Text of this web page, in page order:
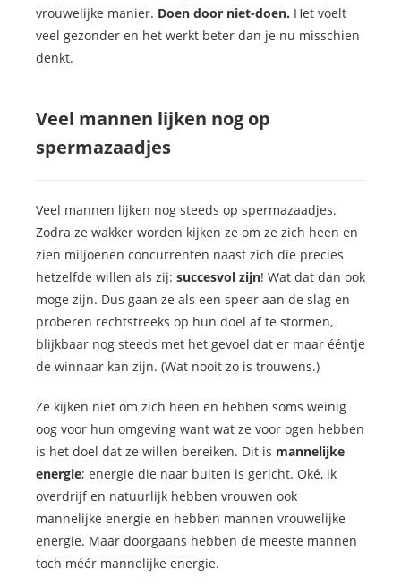
vrouwelijke manier. Doen door niet-doen. Het voelt
veel gezonder en het werkt beter dan je nu misschien
denkt.
Veel mannen lijken nog op
spermazaadjes
Veel mannen lijken nog steeds op spermazaadjes.
Zodra ze wakker worden kijken ze om ze zich heen en
zien miljoenen concurrenten naast zich die precies
hetzelfde willen als zij: succesvol zijn! Wat dat dan ook
moge zijn. Dus gaan ze als een speer aan de slag en
proberen rechtstreeks op hun doel af te stormen,
blijkbaar nog steeds met het gevoel dat er maar ééntje
de winnaar kan zijn. (Wat nooit zo is trouwens.)
Ze kijken niet om zich heen en hebben soms weinig
oog voor hun omgeving want wat ze voor ogen hebben
is het doel dat ze willen bereiken. Dit is mannelijke
energie; energie die naar buiten is gericht. Oké, ik
overdrijf en natuurlijk hebben vrouwen ook
mannelijke energie en hebben mannen vrouwelijke
energie. Maar doorgaans hebben de meeste mannen
toch méér mannelijke energie.